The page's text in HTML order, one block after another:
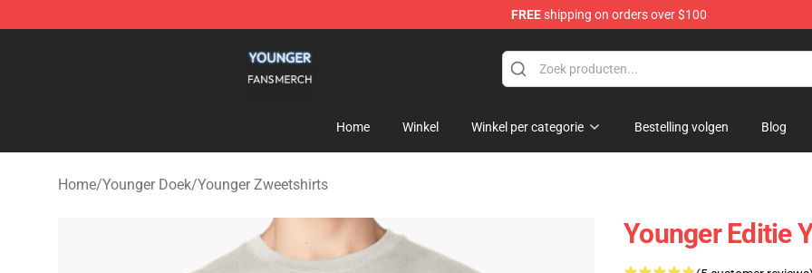
FREEshipping on orders over $100
Home Winkel Winkel per categorie Bestelling volgen Blog
Home/Younger Doek/Younger Zweetshirts
Younger Editie